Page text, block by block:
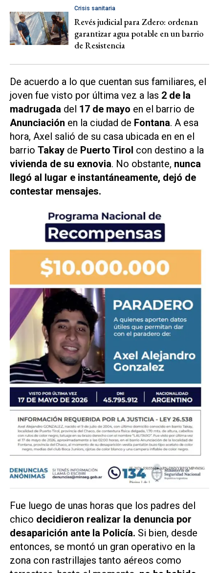
Crisis sanitaria
Revés judicial para Zdero: ordenan
garantizar agua potable en un barrio
de Resistencia
De acuerdo a lo que cuentan sus familiares, el
joven fue visto por última vez a las 2 de la
madrugada del 17 de mayo en el barrio de
Anunciación en la ciudad de Fontana. A esa
hora, Axel salió de su casa ubicada en en el
barrio Takay de Puerto Tirol con destino a la
vivienda de su exnovia. No obstante, nunca
llegó al lugar e instantáneamente, dejó de
contestar mensajes.
Fue luego de unas horas que los padres del
chico decidieron realizar la denuncia por
desaparición ante la Policía. Si bien, desde
entonces, se montó un gran operativo en la
zona con rastrillajes tanto aéreos como